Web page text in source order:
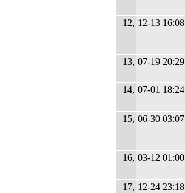
12, 12-13 16:08
13, 07-19 20:29
14, 07-01 18:24
15, 06-30 03:07
16, 03-12 01:00
17, 12-24 23:18